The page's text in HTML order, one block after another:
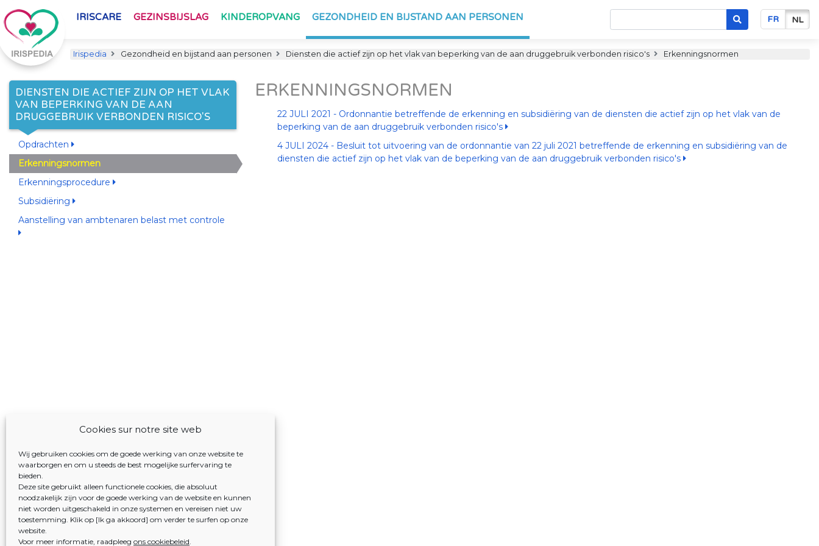
Cookies sur notre site web
Wij gebruiken cookies om de goede werking van onze website te
waarborgen en om u steeds de best mogelijke surfervaring te
bieden.
Deze site gebruikt alleen functionele cookies, die absoluut
noodzakelijk zijn voor de goede werking van de website en kunnen
niet worden uitgeschakeld in onze systemen en vereisen niet uw
toestemming. Klik op [Ik ga akkoord] om verder te surfen op onze
website.
Voor meer informatie, raadpleeg ons cookiebeleid.
IRISCARE GEZINSBIJSLAG KINDEROPVANG GEZONDHEID EN BIJSTAND AAN PERSONEN FR NL
Irispedia Gezondheid en bijstand aan personen Diensten die actief zijn op het vlak van beperking van de aan druggebruik verbonden risico's Erkenningsnormen
DIENSTEN DIE ACTIEF ZIJN OP HET VLAK
VAN BEPERKING VAN DE AAN
DRUGGEBRUIK VERBONDEN RISICO'S
Opdrachten
Erkenningsnormen
Erkenningsprocedure
Subsidiëring
Aanstelling van ambtenaren belast met controle
ERKENNINGSNORMEN
22 JULI 2021 - Ordonnantie betreffende de erkenning en subsidiëring van de diensten die actief zijn op het vlak van de
beperking van de aan druggebruik verbonden risico's
4 JULI 2024 - Besluit tot uitvoering van de ordonnantie van 22 juli 2021 betreffende de erkenning en subsidiëring van de
diensten die actief zijn op het vlak van de beperking van de aan druggebruik verbonden risico's